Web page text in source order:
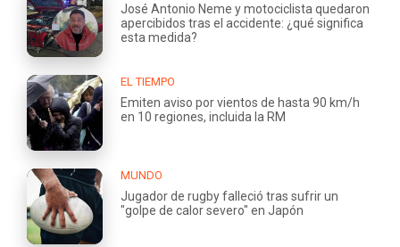
José Antonio Neme y motociclista quedaron
apercibidos tras el accidente: ¿qué significa
esta medida?
EL TIEMPO
Emiten aviso por vientos de hasta 90 km/h
en 10 regiones, incluida la RM
MUNDO
Jugador de rugby falleció tras sufrir un
"golpe de calor severo" en Japón